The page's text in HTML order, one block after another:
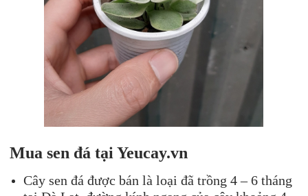
Muasen đá tại Yeucay.vn
Cây sen đá được bán là loại đã trồng 4 – 6 tháng